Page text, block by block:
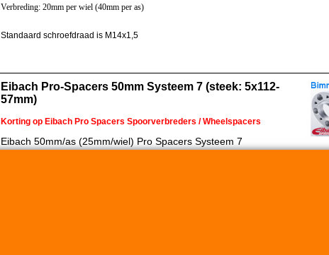
Verbreding: 20mm per wiel (40mm per as)
Standaard schroefdraad is M14x1,5
Eibach Pro-Spacers 50mm Systeem 7 (steek: 5x112-
57mm)
Korting op Eibach Pro Spacers Spoorverbreders / Wheelspacers
Eibach 50mm/as (25mm/wiel) Pro Spacers Systeem 7